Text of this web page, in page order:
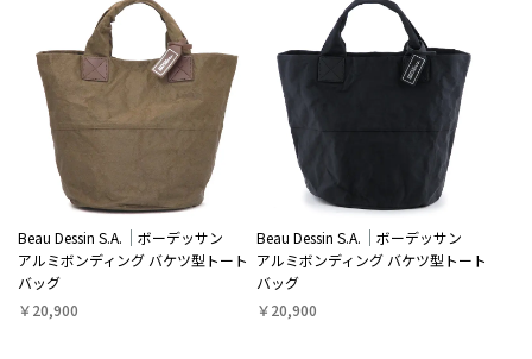
Beau Dessin S.A.
ボーデッサン
アルミボンディング バケツ型トート
バッグ
￥20,900
Beau Dessin S.A.
ボーデッサン
アルミボンディング バケツ型トート
バッグ
￥20,900